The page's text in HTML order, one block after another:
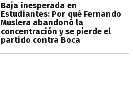
Baja inesperada en
Estudiantes: Por qué Fernando
Muslera abandonó la
concentración y se pierde el
partido contra Boca